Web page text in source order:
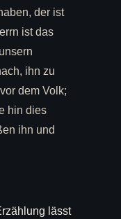
der ist
ist das
ihn zu
dem Volk;
hin dies
ihn und
lässt